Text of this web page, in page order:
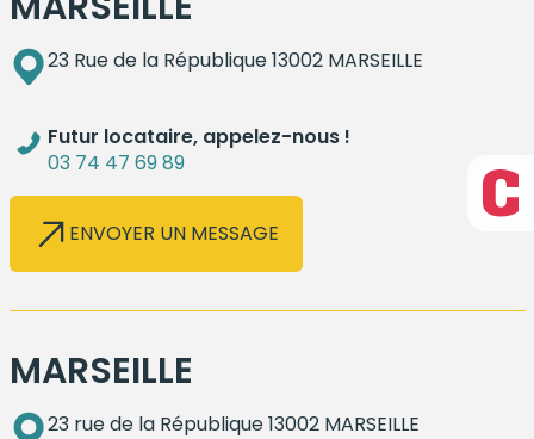
23 Rue de la République 13002 MARSEILLE
Futur locataire, appelez-nous !
03 74 47 69 89
ENVOYER UN MESSAGE
MARSEILLE
23 rue de la République 13002 MARSEILLE